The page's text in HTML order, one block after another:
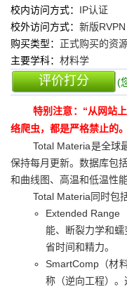
校内访问方式： IP认证
校外访问方式： 新版RVPN
购买类型： 正式购买的资
主要学科： 材料学
评价打分 (
特别注意：“从网站
络爬虫，都是严格禁止的
Total Materia是全球
保持每月更新。数据库包
和曲线图、高温和低温性
Total Materia同时包
Extended Range
能、断裂力学和
省时间和精力。
SmartComp（材
称（逆向工程）